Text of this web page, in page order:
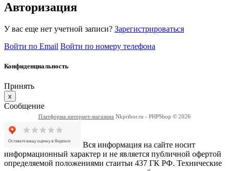
Авторизация
У вас еще нет учетной записи? Зарегистрироваться
Войти по Email Войти по номеру телефона
Конфиденциальность
Принять
x
Сообщение
Платформа интернет-магазина Nkpribor.ru - PHPShop © 2026
Вся информация на сайте носит
информационный характер и не является публичной офертой
определяемой положениями стаитьи 437 ГК РФ. Технические